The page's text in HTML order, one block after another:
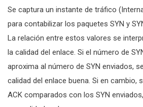
Se captura un instante de tráfico
para contabilizar los paquetes SYN y
La relación entre estos valores se
la calidad del enlace. Si el número de
aproxima al número de SYN enviados,
calidad del enlace buena. Si en cambio,
ACK comparados con los SYN